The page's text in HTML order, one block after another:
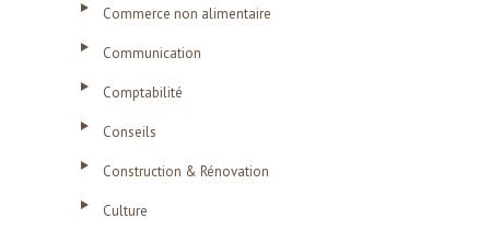
Commerce non alimentaire
Communication
Comptabilité
Conseils
Construction & Rénovation
Culture